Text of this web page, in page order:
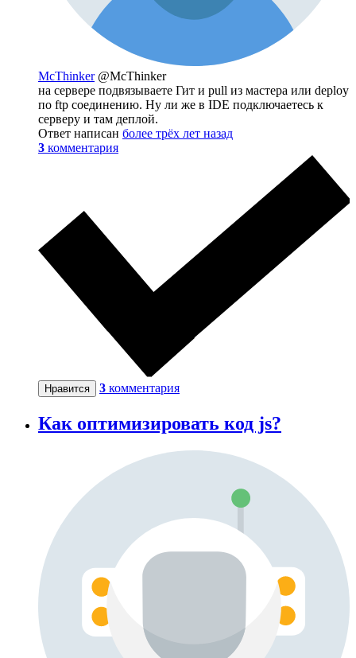
McThinker @McThinker
на сервере подвязываете Гит и pull из мастера или deploy
по ftp соединению. Ну ли же в IDE подключаетесь к
серверу и там деплой.
Ответ написан более трёх лет назад
3 комментария
Нравится 3 комментария
Как оптимизировать код js?